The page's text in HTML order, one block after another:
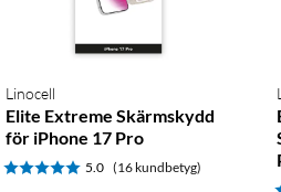
Linocell
Elite Extreme Skärmskydd
för iPhone 17 Pro
5.0 (16 kundbetyg)